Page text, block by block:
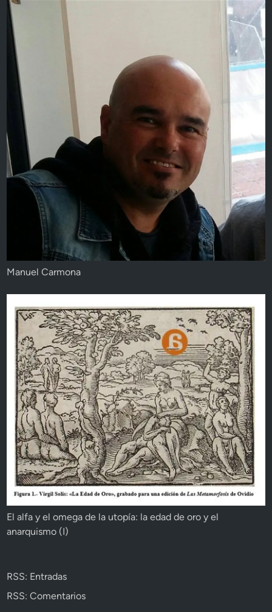
Manuel Carmona
El alfa y el omega de la utopía: la edad de oro y el
anarquismo (I)
RSS: Entradas
RSS: Comentarios